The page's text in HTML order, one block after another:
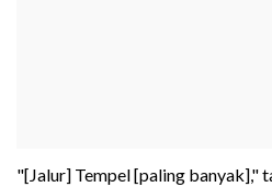
"[Jalur] Tempel [paling banyak],"